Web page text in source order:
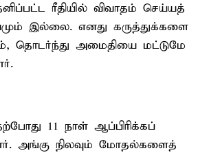
ரீதியில் விவாதம் செய்யத்
இல்லை. எனது கருத்துக்களை
தொடர்ந்து அமைதியை மட்டுமே
11 நாள் ஆப்பிரிக்கப்
அங்கு நிலவும் மோதல்களைத்